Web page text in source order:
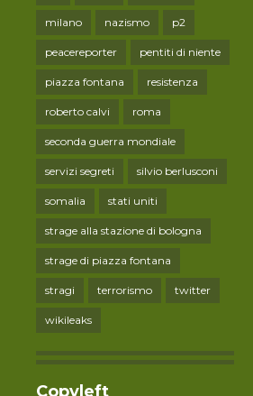
milano nazismo p2
peacereporter pentiti di niente
piazza fontana resistenza
roberto calvi roma
seconda guerra mondiale
servizi segreti silvio berlusconi
somalia stati uniti
strage alla stazione di bologna
strage di piazza fontana
stragi terrorismo twitter
wikileaks
Copyleft